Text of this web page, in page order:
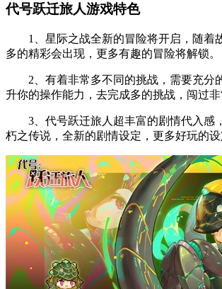
代号跃迁旅人游戏特色
1、星际之战全新的冒险将开启，随着
多的精彩会出现，更多有趣的冒险将解锁。
2、有着非常多不同的挑战，需要充分
升你的操作能力，去完成多的挑战，闯过非
3、代号跃迁旅人超丰富的剧情代入感
朽之传说，全新的剧情设定，更多好玩的设